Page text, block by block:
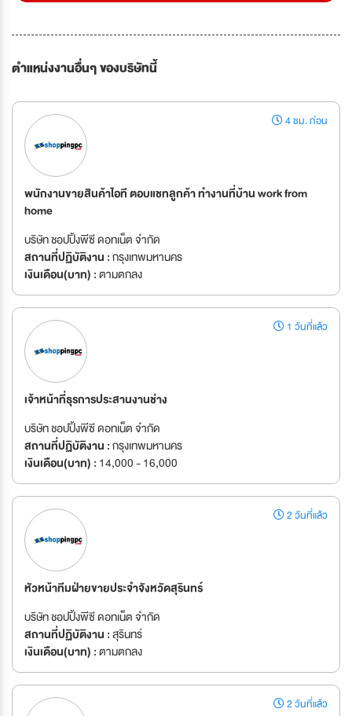
ตำแหน่งงานอื่นๆ ของบริษัทนี้
4 ชม. ก่อน
พนักงานขายสินค้าไอที ตอบแชทลูกค้า ทำงานที่บ้าน work from
home
บริษัท ชอปปิ้งพีซี ดอทเน็ต จำกัด
สถานที่ปฏิบัติงาน :กรุงเทพมหานคร
เงินเดือน(บาท) :ตามตกลง
1 วันที่แล้ว
เจ้าหน้าที่ธุรการประสานงานช่าง
บริษัท ชอปปิ้งพีซี ดอทเน็ต จำกัด
สถานที่ปฏิบัติงาน :กรุงเทพมหานคร
เงินเดือน(บาท) : 14,000 - 16,000
2 วันที่แล้ว
หัวหน้าทีมฝ่ายขายประจำจังหวัดสุรินทร์
บริษัท ชอปปิ้งพีซี ดอทเน็ต จำกัด
สถานที่ปฏิบัติงาน :สุรินทร์
เงินเดือน(บาท) :ตามตกลง
2 วันที่แล้ว